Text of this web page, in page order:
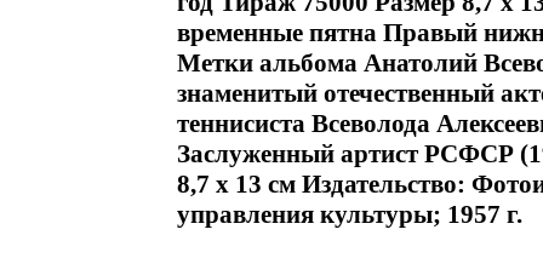
временные пятна Правый
Метки альбома Анатолий
знаменитый отечественный
теннисиста Всеволода
Заслуженный артист РСФСР
8,7 х 13 см Издательство:
управления культуры; 1957 г.